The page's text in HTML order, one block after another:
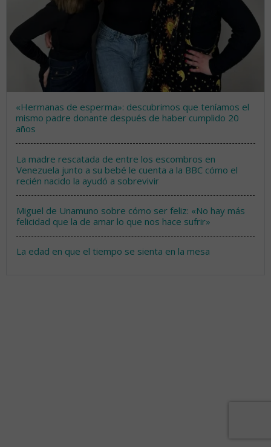
«Hermanas de esperma»: descubrimos que teníamos el
mismo padre donante después de haber cumplido 20
años
La madre rescatada de entre los escombros en
Venezuela junto a su bebé le cuenta a la BBC cómo el
recién nacido la ayudó a sobrevivir
Miguel de Unamuno sobre cómo ser feliz: «No hay más
felicidad que la de amar lo que nos hace sufrir»
La edad en que el tiempo se sienta en la mesa